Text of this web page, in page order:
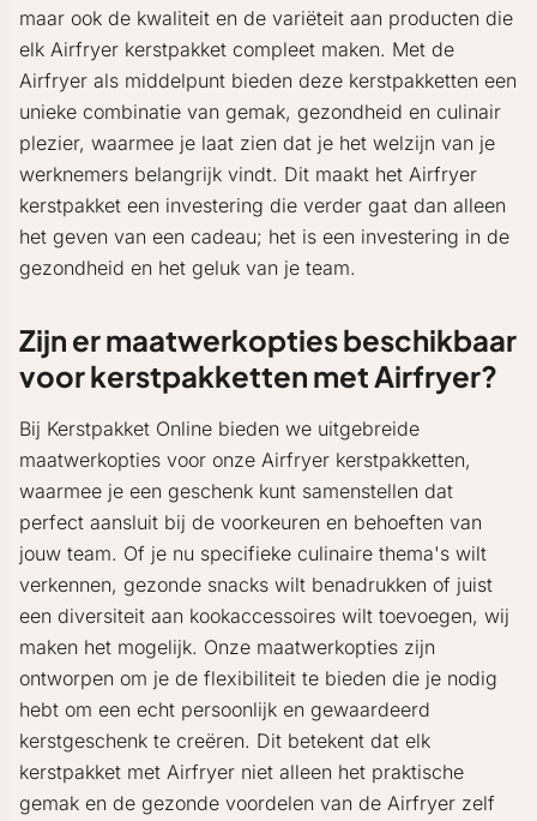
maar ook de kwaliteit en de variëteit aan producten die
elk Airfryer kerstpakket compleet maken. Met de
Airfryer als middelpunt bieden deze kerstpakketten een
unieke combinatie van gemak, gezondheid en culinair
plezier, waarmee je laat zien dat je het welzijn van je
werknemers belangrijk vindt. Dit maakt het Airfryer
kerstpakket een investering die verder gaat dan alleen
het geven van een cadeau; het is een investering in de
gezondheid en het geluk van je team.
Zijn er maatwerkopties beschikbaar
voor kerstpakketten met Airfryer?
Bij Kerstpakket Online bieden we uitgebreide
maatwerkopties voor onze Airfryer kerstpakketten,
waarmee je een geschenk kunt samenstellen dat
perfect aansluit bij de voorkeuren en behoeften van
jouw team. Of je nu specifieke culinaire thema's wilt
verkennen, gezonde snacks wilt benadrukken of juist
een diversiteit aan kookaccessoires wilt toevoegen, wij
maken het mogelijk. Onze maatwerkopties zijn
ontworpen om je de flexibiliteit te bieden die je nodig
hebt om een echt persoonlijk en gewaardeerd
kerstgeschenk te creëren. Dit betekent dat elk
kerstpakket met Airfryer niet alleen het praktische
gemak en de gezonde voordelen van de Airfryer zelf